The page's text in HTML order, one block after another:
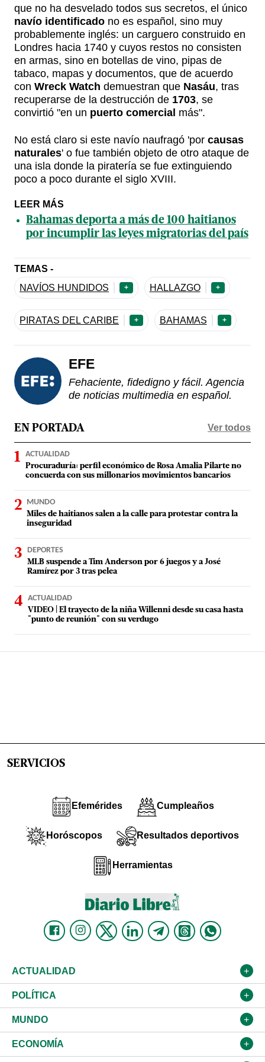
que no ha desvelado todos sus secretos, el único
navío identificado no es español, sino muy
probablemente inglés: un carguero construido en
Londres hacia 1740 y cuyos restos no consisten
en armas, sino en botellas de vino, pipas de
tabaco, mapas y documentos, que de acuerdo
con Wreck Watch demuestran que Nasáu, tras
recuperarse de la destrucción de 1703, se
convirtió "en un puerto comercial más".
No está claro si este navío naufragó 'por causas
naturales' o fue también objeto de otro ataque de
una isla donde la piratería se fue extinguiendo
poco a poco durante el siglo XVIII.
LEER MÁS
Bahamas deporta a más de 100 haitianos
por incumplir las leyes migratorias del país
TEMAS -
NAVÍOS HUNDIDOS
+ HALLAZGO +
PIRATAS DEL CARIBE + BAHAMAS +
EFE
Fehaciente, fidedigno y fácil. Agencia
de noticias multimedia en español.
EN PORTADA Ver todos
ACTUALIDAD
Procuraduría: perfil económico de Rosa Amalia Pilarte no
concuerda con sus millonarios movimientos bancarios
MUNDO
Miles de haitianos salen a la calle para protestar contra la
inseguridad
DEPORTES
MLB suspende a Tim Anderson por 6 juegos y a José
Ramírez por 3 tras pelea
ACTUALIDAD
VIDEO | El trayecto de la niña Willenni desde su casa hasta
"punto de reunión" con su verdugo
SERVICIOS
Efemérides Cumpleaños
Horóscopos Resultados deportivos
Herramientas
ACTUALIDAD
Nacional
Ciudad
Educación
POLÍTICA
Partidos
JCE
MUNDO
Estados Unidos
ECONOMÍA